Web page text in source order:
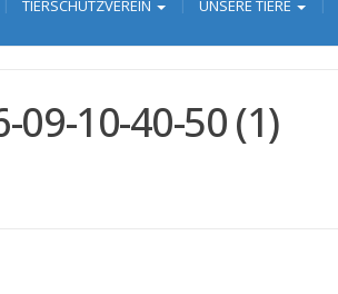
TIERSCHUTZVEREIN UNSERE TIERE
09-10-40-50 (1)